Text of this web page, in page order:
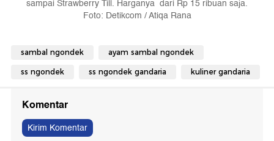
sampai Strawberry Till. Harganya dari Rp 15 ribuan saja.
Foto: Detikcom / Atiqa Rana
sambal ngondek ayam sambal ngondek
ss ngondek ss ngondek gandaria kuliner gandaria
Komentar
Kirim Komentar